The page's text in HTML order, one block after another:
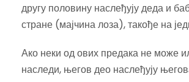
другу половину наслеђују деда и
стране (мајчина лоза), такође на
Ако неки од ових предака не може
наследи, његов део наслеђују